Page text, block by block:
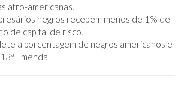
afro-americanas.
negros recebem menos de 1% de
de capital de risco.
a porcentagem de negros americanos e
Emenda.